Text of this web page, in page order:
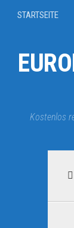
STARTSEITE
Kostenlos